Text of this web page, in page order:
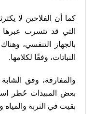
كما أن الفلاحين لا
التي قد تتسرب عبرها
بالجهاز التنفسي،
النباتات، وفقًا لكلامها.
والمفارقة، وفق
بعض المبيدات حُظر
بقيت في التربة والمياه